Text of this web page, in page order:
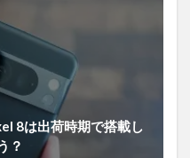
8は出荷時期で搭載し
？